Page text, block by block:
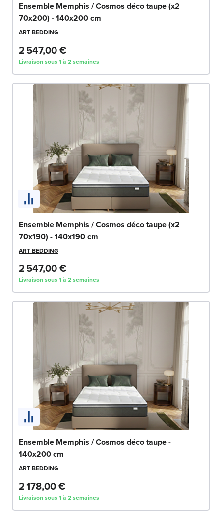
Ensemble Memphis / Cosmos déco taupe (x2
70x200) - 140x200 cm
ART BEDDING
2 547,00 €
Livraison sous 1 à 2 semaines
Ensemble Memphis / Cosmos déco taupe (x2
70x190) - 140x190 cm
ART BEDDING
2 547,00 €
Livraison sous 1 à 2 semaines
Ensemble Memphis / Cosmos déco taupe -
140x200 cm
ART BEDDING
2 178,00 €
Livraison sous 1 à 2 semaines